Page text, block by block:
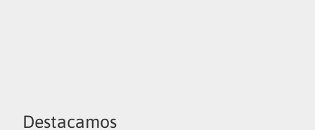
Destacamos